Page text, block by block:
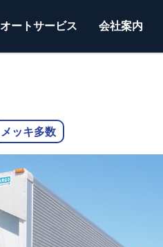
オートサービス 会社案内
メッキ多数